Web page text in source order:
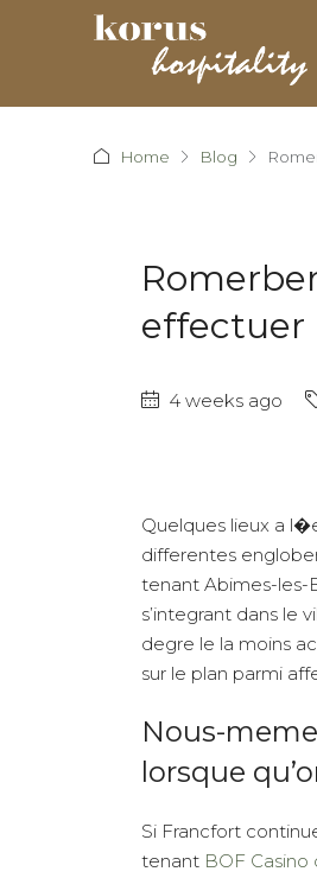
Home Blog
effectuer
4 weeks ago
Quelques lieux a
differentes
tenant Abimes-les-
s’integrant dans le
degre le la moins
sur le plan parmi
Nous-
lorsque
Si Francfort
tenant BOF Casino